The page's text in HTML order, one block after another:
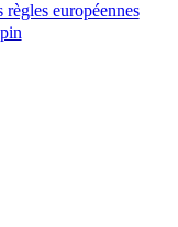
européennes